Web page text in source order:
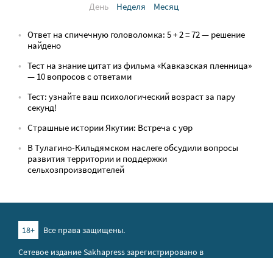
День
Неделя Месяц
Ответ на спичечную головоломка: 5 + 2 = 72 — решение
найдено
Тест на знание цитат из фильма «Кавказская пленница»
— 10 вопросов с ответами
Тест: узнайте ваш психологический возраст за пару
секунд!
Страшные истории Якутии: Встреча с yөр
В Тулагино-Кильдямском наслеге обсудили вопросы
развития территории и поддержки
сельхозпроизводителей
18+
Все права защищены.
Сетевое издание Sakhapress зарегистрировано в